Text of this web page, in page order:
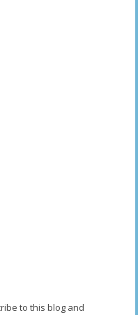
to this blog and